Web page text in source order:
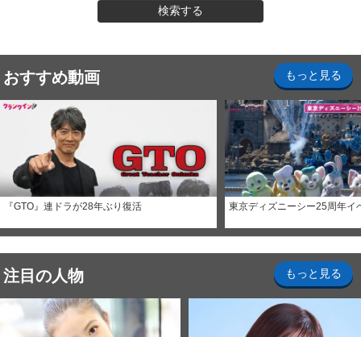
検索する
おすすめ動画 もっと見る
『GTO』連ドラが28年ぶり復活 東京ディズニーシー25周年イ
注目の人物 もっと見る